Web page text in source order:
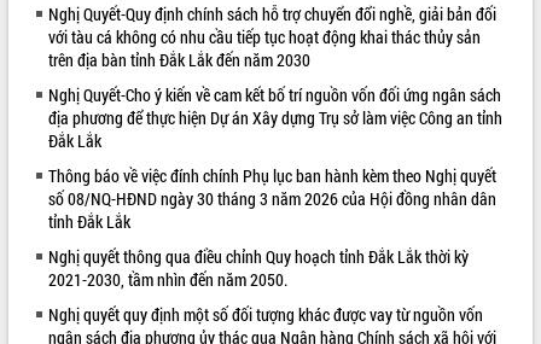
Khám bệnh, cấp phát thuốc miễn phí
và tặng quà người dân xã Cư Pui
Hội nghị UBND tỉnh Đắk Lắk thường kỳ
tháng 7/2026
Lễ truy tặng danh hiệu “Bà Mẹ Việt
Nam Anh hùng” và trao Huân chương
Lao động
UBND tỉnh Đắk Lắk triển khai nhiệm
vụ 6 tháng cuối năm 2026
Kỳ họp thứ Hai, Hội đồng nhân dân
ALBUM ẢNH
Nghị Quyết-Quy định chính sách hỗ trợ chuyển đổi nghề, giải bản đối
với tàu cá không có nhu cầu tiếp tục hoạt động khai thác thủy sản
trên địa bàn tỉnh Đắk Lắk đến năm 2030
Nghị Quyết-Cho ý kiến về cam kết bố trí nguồn vốn đối ứng ngân sách
địa phương để thực hiện Dự án Xây dựng Trụ sở làm việc Công an tỉnh
Đắk Lắk
Thông báo về việc đính chính Phụ lục ban hành kèm theo Nghị quyết
số 08/NQ-HĐND ngày 30 tháng 3 năm 2026 của Hội đồng nhân dân
tỉnh Đắk Lắk
Nghị quyết thông qua điều chỉnh Quy hoạch tỉnh Đắk Lắk thời kỳ
2021-2030, tầm nhìn đến năm 2050.
Nghị quyết quy định một số đối tượng khác được vay từ nguồn vốn
ngân sách địa phương ủy thác qua Ngân hàng Chính sách xã hội với